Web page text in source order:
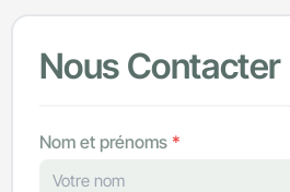
Nous Contacter
Nom et prénoms *